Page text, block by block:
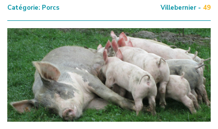
Catégorie: Porcs Villebernier - 49